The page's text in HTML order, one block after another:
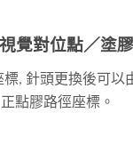
覺對位點／塗
, 針頭更換後可以
正點膠路徑座標。